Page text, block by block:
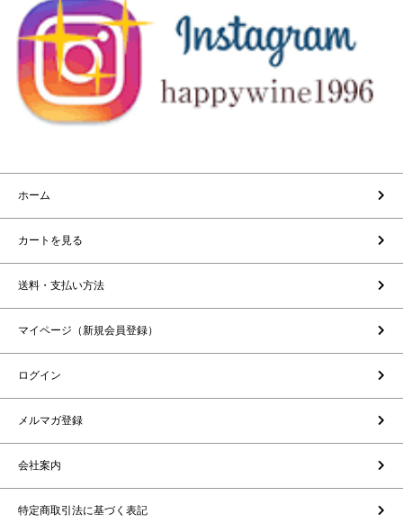
ホーム
カートを見る
送料・支払い方法
マイページ（新規会員登録）
ログイン
メルマガ登録
会社案内
特定商取引法に基づく表記